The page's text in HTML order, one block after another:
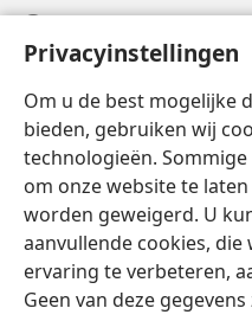
Privacyinstellingen
Om u de best mogelijke
bieden, gebruiken wij
technologieën.
om onze website te
worden geweigerd. U
aanvullende cookies,
ervaring te verbeteren,
Geen van deze
(opent
nieuw
venster)Watchtower ONLINE
(opent
nieuw
venster)JW Hub ®
(opent
nieuw
venster)
®
Watchtower Library